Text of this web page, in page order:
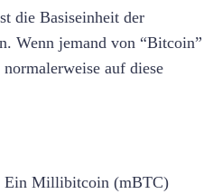
die Basiseinheit der
Wenn jemand von “Bitcoin”
auf diese
Ein Millibitcoin (mBTC)